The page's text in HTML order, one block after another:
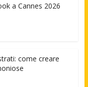
a Cannes 2026
come creare